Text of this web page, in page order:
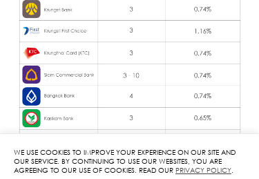
WE USE COOKIES TO IMPROVE YOUR EXPERIENCE ON OUR SITE AND
OUR SERVICE. BY CONTINUING TO USE OUR WEBSITES, YOU ARE
AGREEING TO OUR USE OF COOKIES. READ OUR PRIVACY POLICY.